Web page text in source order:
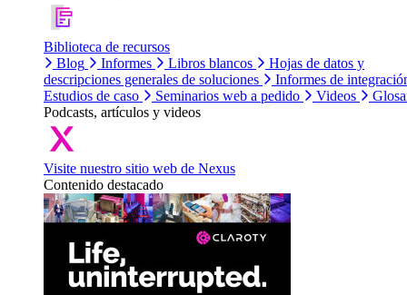
Biblioteca de recursos
Blog
Informes Libros blancos
Hojas de datos y
descripciones generales de soluciones
Informes de
Estudios de caso
Seminarios web a pedido Videos
Podcasts, artículos y videos
Visite nuestro sitio web de Nexus
Contenido destacado